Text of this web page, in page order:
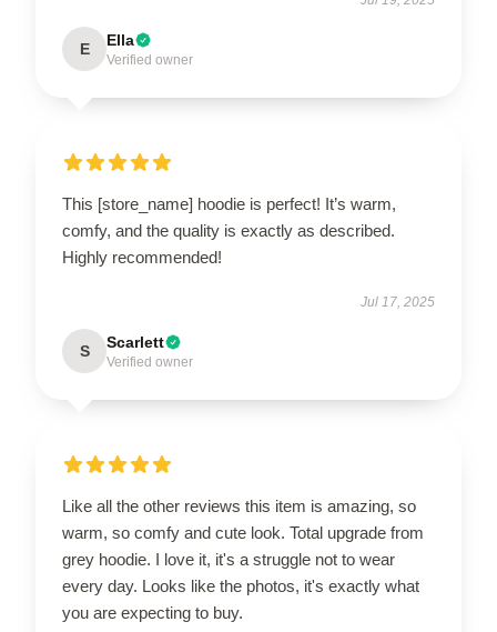
E Ella
Verified owner
This [store_name] hoodie is perfect! It’s warm,
comfy, and the quality is exactly as described.
Highly recommended!
Jul 17, 2025
S Scarlett
Verified owner
Like all the other reviews this item is amazing, so
warm, so comfy and cute look. Total upgrade from
grey hoodie. I love it, it's a struggle not to wear
every day. Looks like the photos, it's exactly what
you are expecting to buy.